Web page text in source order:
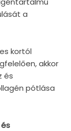
a
kortól
akkor
és
pótlása